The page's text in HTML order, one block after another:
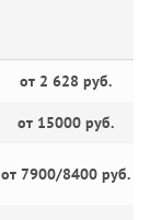
от 2 628 руб.
от 15000 руб.
от 7900/8400 руб.